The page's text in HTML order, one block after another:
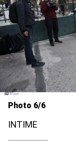
Photo 6/6
INTIME